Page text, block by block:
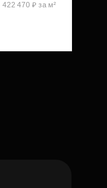
422 470 ₽ за м²